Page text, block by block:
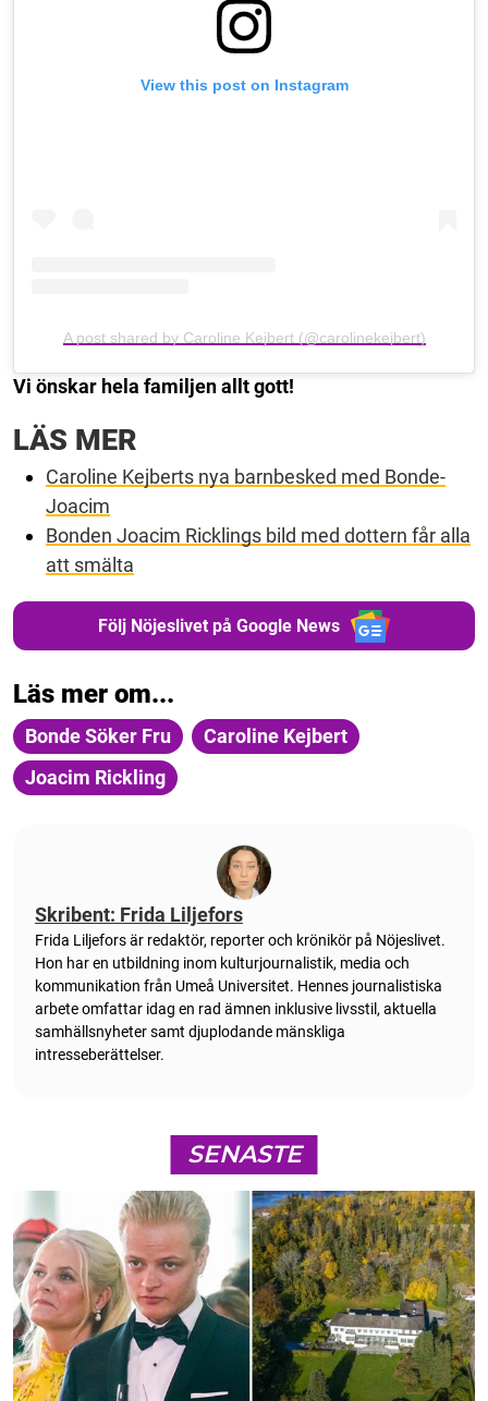
View this post on Instagram
A post shared by Caroline Kejbert (@carolinekejbert)
Vi önskar hela familjen allt gott!
LÄS MER
Caroline Kejberts nya barnbesked med Bonde-
Joacim
Bonden Joacim Ricklings bild med dottern får alla
att smälta
Följ Nöjeslivet på Google News
Läs mer om...
Bonde Söker Fru
Caroline Kejbert
Joacim Rickling
Skribent: Frida Liljefors
Frida Liljefors är redaktör, reporter och krönikör på Nöjeslivet.
Hon har en utbildning inom kulturjournalistik, media och
kommunikation från Umeå Universitet. Hennes journalistiska
arbete omfattar idag en rad ämnen inklusive livsstil, aktuella
samhällsnyheter samt djuplodande mänskliga
intresseberättelser.
SENASTE